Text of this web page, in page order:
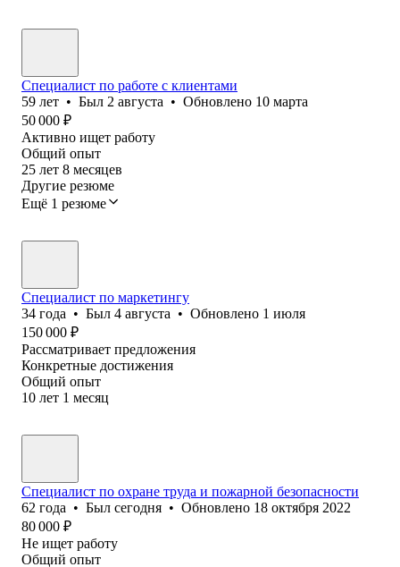
Специалист по работе с клиентами
59 лет • Был 2 августа • Обновлено 10 марта
50 000 ₽
Активно ищет работу
Общий опыт
25 лет 8 месяцев
Другие резюме
Ещё 1 резюме
Специалист по маркетингу
34 года • Был 4 августа • Обновлено 1 июля
150 000 ₽
Рассматривает предложения
Конкретные достижения
Общий опыт
10 лет 1 месяц
Специалист по охране труда и пожарной безопасности
62 года • Был сегодня • Обновлено 18 октября 2022
80 000 ₽
Не ищет работу
Общий опыт